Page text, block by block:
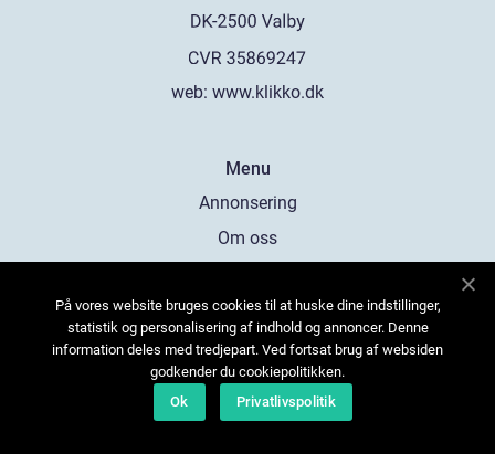
web: www.klikko.dk
Menu
Annonsering
Om oss
Kontakta oss
Sitemap
På vores website bruges cookies til at huske dine indstillinger,
statistik og personalisering af indhold og annoncer. Denne
information deles med tredjepart. Ved fortsat brug af websiden
godkender du cookiepolitikken.
Ok
Privatlivspolitik